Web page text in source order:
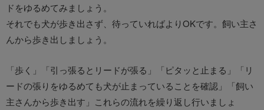
ドをゆるめてみましょう。
それでも犬が歩き出さず、待っていればよりOKです。飼い主さ
んから歩き出しましょう。
「歩く」「引っ張るとリードが張る」「ピタッと止まる」「リ
ードの張りをゆるめても犬が止まっていることを確認」「飼い
主さんから歩き出す」これらの流れを繰り返し行いましょ